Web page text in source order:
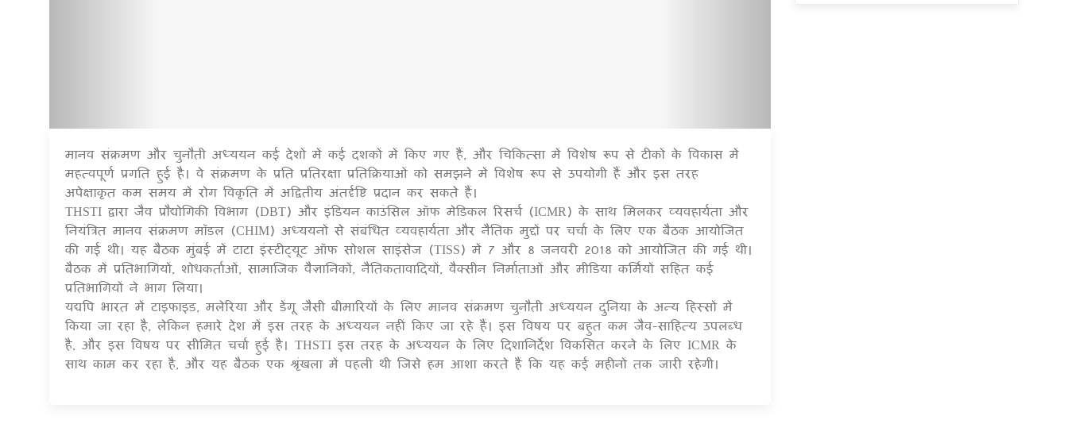
17 Jul 2020
मानव संक्रमण और चुनौती अध्ययन कई देशों में कई दशकों में किए गए हैं, और चिकित्सा में विशेष रूप से टीकों के विकास में
महत्वपूर्ण प्रगति हुई है। वे संक्रमण के प्रति प्रतिरक्षा प्रतिक्रियाओं को समझने में विशेष रूप से उपयोगी हैं और इस तरह
अपेक्षाकृत कम समय में रोग विकृति में अद्वितीय अंतर्दृष्टि प्रदान कर सकते हैं।
THSTI द्वारा जैव प्रौद्योगिकी विभाग (DBT) और इंडियन काउंसिल ऑफ मेडिकल रिसर्च (ICMR) के साथ मिलकर व्यवहार्यता और
नियंत्रित मानव संक्रमण मॉडल (CHIM) अध्ययनों से संबंधित व्यवहार्यता और नैतिक मुद्दों पर चर्चा के लिए एक बैठक आयोजित
की गई थी। यह बैठक मुंबई में टाटा इंस्टीट्यूट ऑफ सोशल साइंसेज (TISS) में 7 और 8 जनवरी 2018 को आयोजित की गई थी।
बैठक में प्रतिभागियों, शोधकर्ताओं, सामाजिक वैज्ञानिकों, नैतिकतावादियों, वैक्सीन निर्माताओं और मीडिया कर्मियों सहित कई
प्रतिभागियों ने भाग लिया।
यद्यपि भारत में टाइफाइड, मलेरिया और डेंगू जैसी बीमारियों के लिए मानव संक्रमण चुनौती अध्ययन दुनिया के अन्य हिस्सों में
किया जा रहा है, लेकिन हमारे देश में इस तरह के अध्ययन नहीं किए जा रहे हैं। इस विषय पर बहुत कम जैव-साहित्य उपलब्ध
है, और इस विषय पर सीमित चर्चा हुई है। THSTI इस तरह के अध्ययन के लिए दिशानिर्देश विकसित करने के लिए ICMR के
साथ काम कर रहा है, और यह बैठक एक श्रृंखला में पहली थी जिसे हम आशा करते हैं कि यह कई महीनों तक जारी रहेगी।